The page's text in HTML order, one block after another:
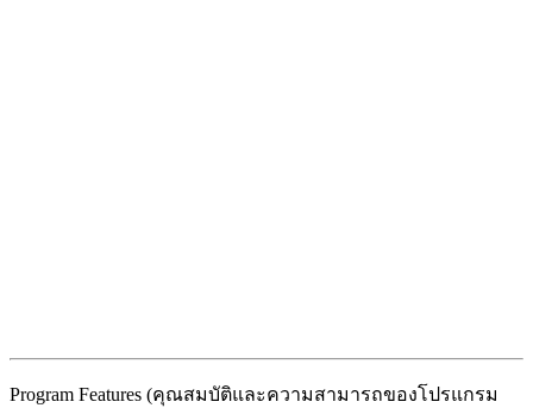
Program Features (คุณสมบัติและความสามารถของโปรแกรม